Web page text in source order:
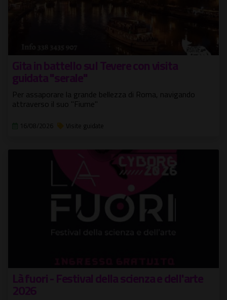
Gita in battello sul Tevere con visita
guidata "serale"
Per assaporare la grande bellezza di Roma, navigando
attraverso il suo "Fiume"
16/08/2026 Visite guidate
Là fuori - Festival della scienza e dell'arte
2026